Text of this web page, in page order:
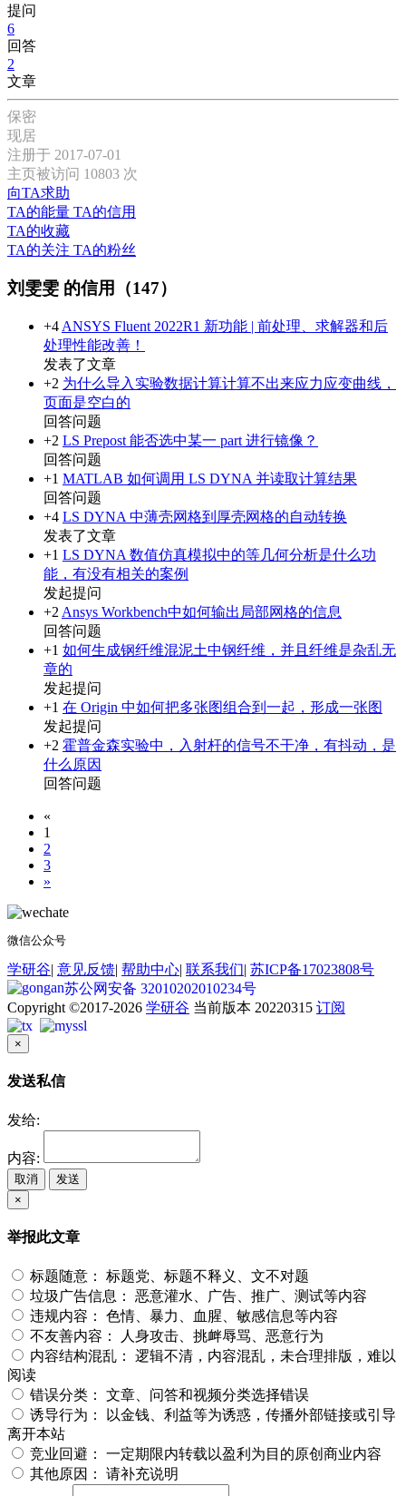
提问
6
回答
2
文章
保密
现居
注册于 2017-07-01
主页被访问 10803 次
向TA求助
TA的能量 TA的信用
TA的收藏
TA的关注 TA的粉丝
刘雯雯 的信用（147）
+4 ANSYS Fluent 2022R1 新功能 | 前处理、求解器和后
处理性能改善！
发表了文章
+2 为什么导入实验数据计算计算不出来应力应变曲线，
页面是空白的
回答问题
+2 LS Prepost 能否选中某一 part 进行镜像？
回答问题
+1 MATLAB 如何调用 LS DYNA 并读取计算结果
回答问题
+4 LS DYNA 中薄壳网格到厚壳网格的自动转换
发表了文章
+1 LS DYNA 数值仿真模拟中的等几何分析是什么功
能，有没有相关的案例
发起提问
+2 Ansys Workbench中如何输出局部网格的信息
回答问题
+1 如何生成钢纤维混泥土中钢纤维，并且纤维是杂乱无
章的
发起提问
+1 在 Origin 中如何把多张图组合到一起，形成一张图
发起提问
+2 霍普金森实验中，入射杆的信号不干净，有抖动，是
什么原因
回答问题
«
1
2
3
»
微信公众号
学研谷| 意见反馈| 帮助中心| 联系我们| 苏ICP备17023808号
苏公网安备 32010202010234号
Copyright ©2017-2026 学研谷 当前版本 20220315 订阅
×
发送私信
发给:
内容:
取消
发送
×
举报此文章
标题随意： 标题党、标题不释义、文不对题
垃圾广告信息： 恶意灌水、广告、推广、测试等内容
违规内容： 色情、暴力、血腥、敏感信息等内容
不友善内容：
人身攻击、挑衅辱骂、恶意行为
内容结构混乱： 逻辑不清，内容混乱，未合理排版，难以
阅读
错误分类： 文章、问答和视频分类选择错误
诱导行为：
以金钱、利益等为诱惑，传播外部链接或引导
离开本站
竞业回避： 一定期限内转载以盈利为目的原创商业内容
其他原因： 请补充说明